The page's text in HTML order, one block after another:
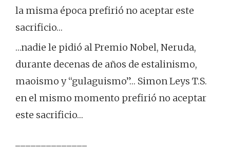
la misma época prefirió no aceptar este
sacrificio…
…nadie le pidió al Premio Nobel, Neruda,
durante decenas de años de estalinismo,
maoismo y “gulaguismo”… Simon Leys T.S.
en el mismo momento prefirió no aceptar
este sacrificio…